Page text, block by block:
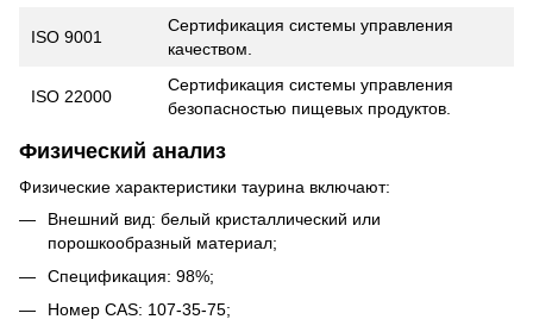
ISO 9001
Сертификация системы управления
качеством.
ISO 22000
Сертификация системы управления
безопасностью пищевых продуктов.
Физический анализ
Физические характеристики таурина включают:
Внешний вид: белый кристаллический или
порошкообразный материал;
Спецификация: 98%;
Номер CAS: 107-35-75;